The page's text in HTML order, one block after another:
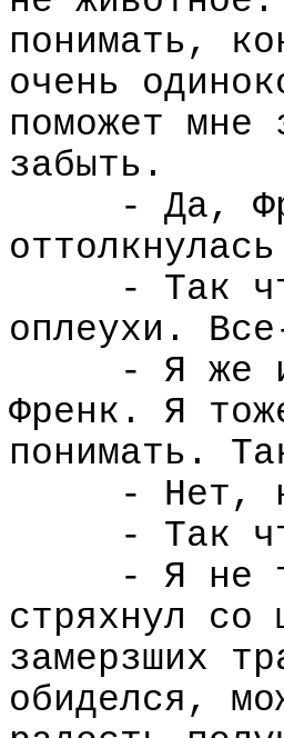
понимать,
очень
поможет мне
забыть.
- Да,
- Так
оплеухи.
- Я же
Френк. Я
понимать.
- Нет,
- Так
- Я не
стряхнул со
замерзших
обиделся,